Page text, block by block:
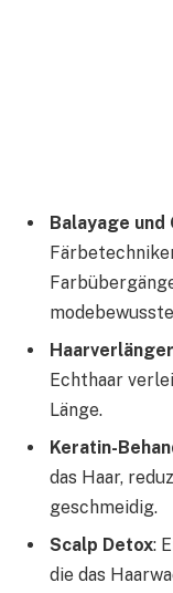
Balayage und
Echthaar
Länge.
Keratin-
das Haar,
geschmeidig.
Scalp Detox:
die das